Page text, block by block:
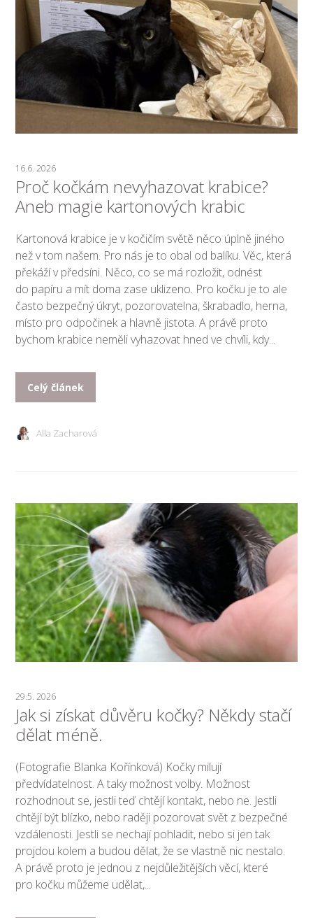
16.6. 2026
Proč kočkám nevyhazovat krabice?
Aneb magie kartonových krabic
Kartonová krabice je v kočičím světě něco úplně jiného
než v tom našem. Pro nás je to obal od balíku. Věc, která
překáží v předsíni. Něco, co se má rozložit, odnést
do papíru a mít doma zase uklizeno. Pro kočku je to ale
často bezpečný úkryt, pozorovatelna, škrabadlo, herna,
místo pro odpočinek a hlavně jistota. A právě proto
bychom krabice neměli vyhazovat hned ve chvíli, kdy...
Celý článek
Alla Zacharová
29.5. 2026
Jak si získat důvěru kočky? Někdy stačí
dělat méně.
(Fotografie Blanka Kořínková) Kočky milují
předvídatelnost. A taky možnost volby. Možnost
rozhodnout se, jestli teď chtějí kontakt, nebo ne. Jestli
chtějí být blízko, nebo raději pozorovat svět z bezpečné
vzdálenosti. Jestli se nechají pohladit, nebo si jen tak
projdou kolem a budou dělat, že se vlastně nic nestalo.
A právě proto je jednou z nejdůležitějších věcí, které
pro kočku můžeme udělat,...